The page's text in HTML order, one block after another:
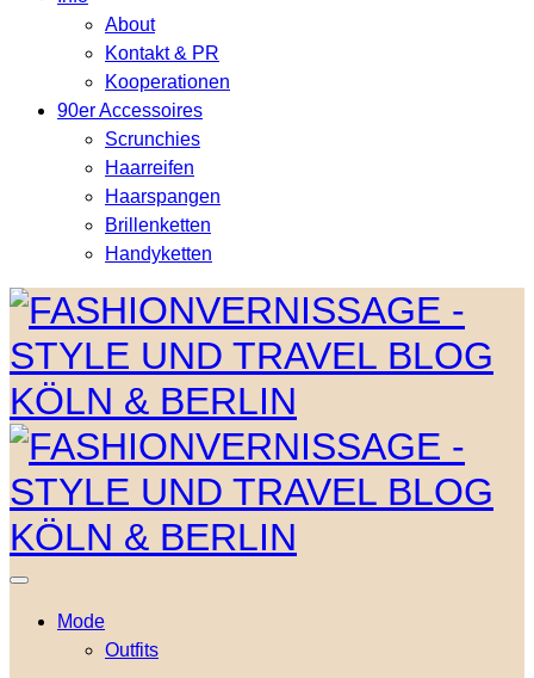
About
Kontakt & PR
Kooperationen
90er Accessoires
Scrunchies
Haarreifen
Haarspangen
Brillenketten
Handyketten
Mode
Outfits